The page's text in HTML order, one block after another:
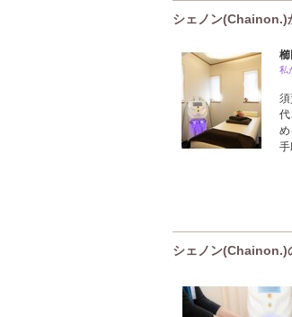
シェノン(Chainon.)
櫛
私
手
シェノン(Chainon.)